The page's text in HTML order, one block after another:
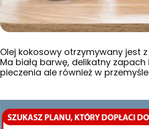
Olej kokosowy otrzymywany jest
Ma białą barwę, delikatny
pieczenia ale również w